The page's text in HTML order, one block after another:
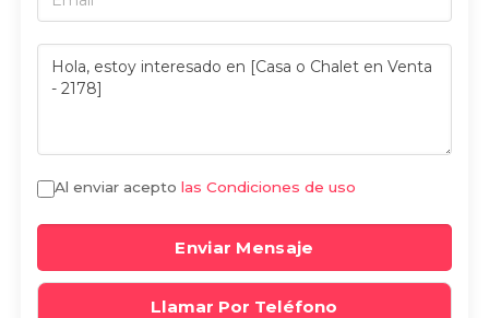
Al enviar aceptolas Condiciones de uso
Enviar Mensaje
Llamar Por Teléfono